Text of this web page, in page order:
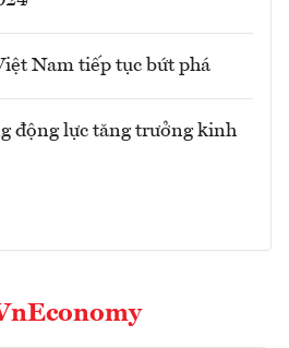
Nam tiếp tục bứt phá
động lực tăng trưởng kinh